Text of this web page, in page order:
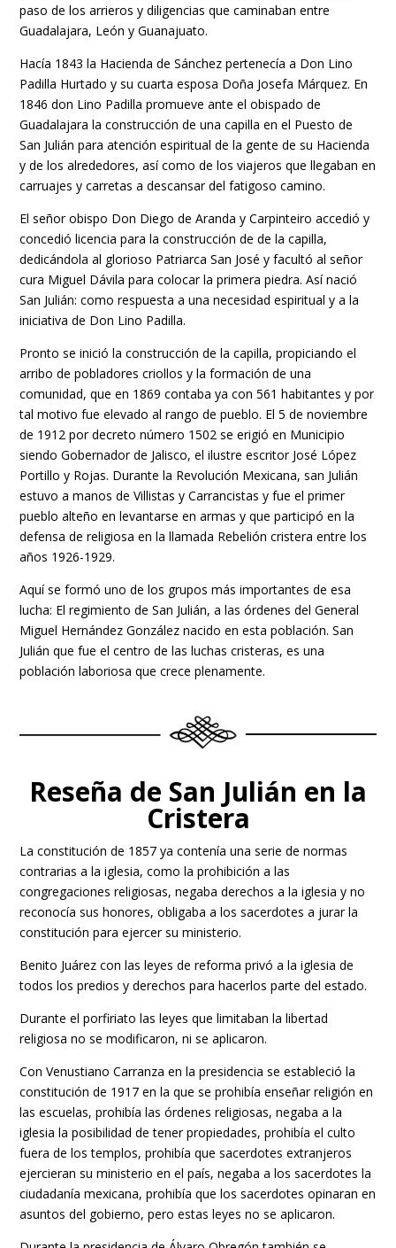
paso de los arrieros y diligencias que caminaban entre
Guadalajara, León y Guanajuato.
Hacía 1843 la Hacienda de Sánchez pertenecía a Don Lino
Padilla Hurtado y su cuarta esposa Doña Josefa Márquez. En
1846 don Lino Padilla promueve ante el obispado de
Guadalajara la construcción de una capilla en el Puesto de
San Julián para atención espiritual de la gente de su Hacienda
y de los alrededores, así como de los viajeros que llegaban en
carruajes y carretas a descansar del fatigoso camino.
El señor obispo Don Diego de Aranda y Carpinteiro accedió y
concedió licencia para la construcción de de la capilla,
dedicándola al glorioso Patriarca San José y facultó al señor
cura Miguel Dávila para colocar la primera piedra. Así nació
San Julián: como respuesta a una necesidad espiritual y a la
iniciativa de Don Lino Padilla.
Pronto se inició la construcción de la capilla, propiciando el
arribo de pobladores criollos y la formación de una
comunidad, que en 1869 contaba ya con 561 habitantes y por
tal motivo fue elevado al rango de pueblo. El 5 de noviembre
de 1912 por decreto número 1502 se erigió en Municipio
siendo Gobernador de Jalisco, el ilustre escritor José López
Portillo y Rojas. Durante la Revolución Mexicana, san Julián
estuvo a manos de Villistas y Carrancistas y fue el primer
pueblo alteño en levantarse en armas y que participó en la
defensa de religiosa en la llamada Rebelión cristera entre los
años 1926-1929.
Aquí se formó uno de los grupos más importantes de esa
lucha: El regimiento de San Julián, a las órdenes del General
Miguel Hernández González nacido en esta población. San
Julián que fue el centro de las luchas cristeras, es una
población laboriosa que crece plenamente.
Reseña de San Julián en la
Cristera
La constitución de 1857 ya contenía una serie de normas
contrarias a la iglesia, como la prohibición a las
congregaciones religiosas, negaba derechos a la iglesia y no
reconocía sus honores, obligaba a los sacerdotes a jurar la
constitución para ejercer su ministerio.
Benito Juárez con las leyes de reforma privó a la iglesia de
todos los predios y derechos para hacerlos parte del estado.
Durante el porfiriato las leyes que limitaban la libertad
religiosa no se modificaron, ni se aplicaron.
Con Venustiano Carranza en la presidencia se estableció la
constitución de 1917 en la que se prohibía enseñar religión en
las escuelas, prohibía las órdenes religiosas, negaba a la
iglesia la posibilidad de tener propiedades, prohibía el culto
fuera de los templos, prohibía que sacerdotes extranjeros
ejercieran su ministerio en el país, negaba a los sacerdotes la
ciudadanía mexicana, prohibía que los sacerdotes opinaran en
asuntos del gobierno, pero estas leyes no se aplicaron.